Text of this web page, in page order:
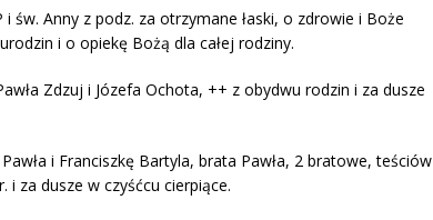
św. Anny z podz. za otrzymane łaski, o zdrowie i Boże
i o opiekę Bożą dla całej rodziny.
Zdzuj i Józefa Ochota, ++ z obydwu rodzin i za dusze
i Franciszkę Bartyla, brata Pawła, 2 bratowe, teściów
i za dusze w czyśćcu cierpiące.